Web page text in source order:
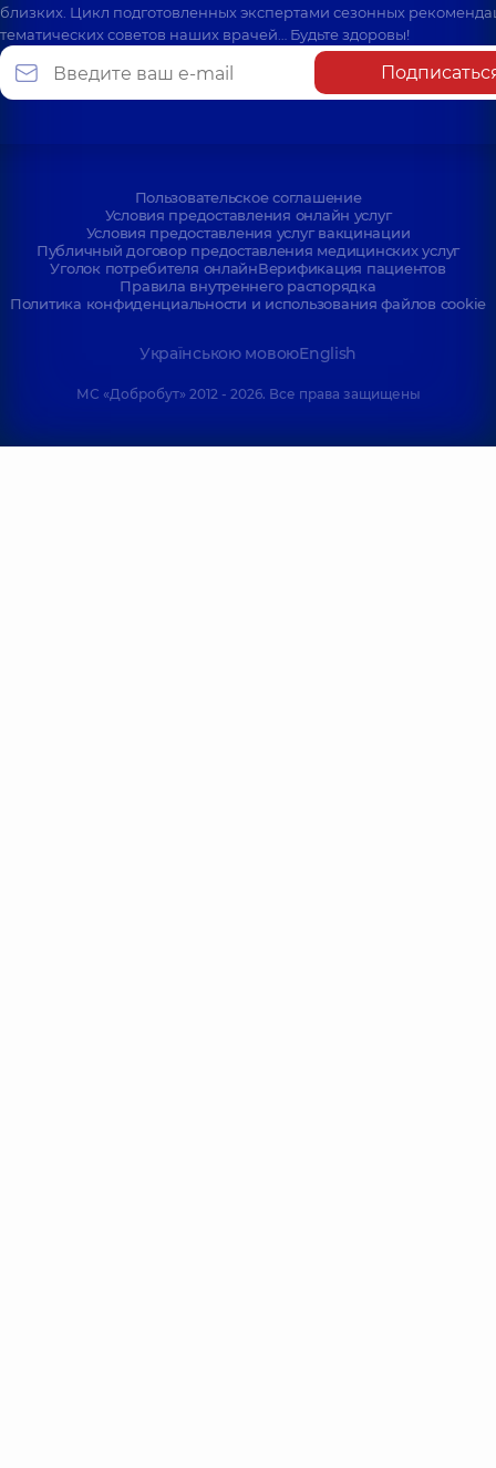
близких. Цикл подготовленных экспертами сезонных
тематических советов наших врачей… Будьте здоровы!
Пользовательское соглашение
Условия предоставления онлайн услуг
Условия предоставления услуг вакцинации
Публичный договор предоставления медицинских услуг
Уголок потребителя онлайнВерификация пациентов
Правила внутреннего распорядка
Политика конфиденциальности и использования файлов cookie
Українською мовоюEnglish
МС «Добробут» 2012 - 2026. Все права защищены